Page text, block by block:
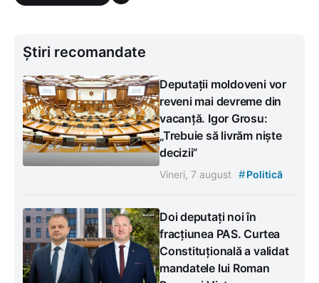
Știri recomandate
Deputații moldoveni vor
reveni mai devreme din
vacanță. Igor Grosu:
„Trebuie să livrăm niște
decizii”
Vineri, 7 august #Politică
Doi deputați noi în
fracțiunea PAS. Curtea
Constituțională a validat
mandatele lui Roman